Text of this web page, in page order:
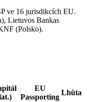
ve 16 jurisdikcích EU.
Lietuvos Bankas
(Polsko).
EU
Passporting
Lhůta